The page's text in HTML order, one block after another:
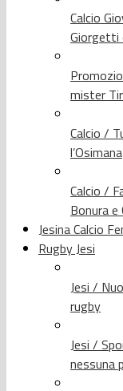
Calcio
Giorgetti
mister
Calcio /
l’Osimana
Calcio /
Bonura
Jesina Calcio
Rugby Jesi
Jesi /
rugby
Jesi /
nessuna